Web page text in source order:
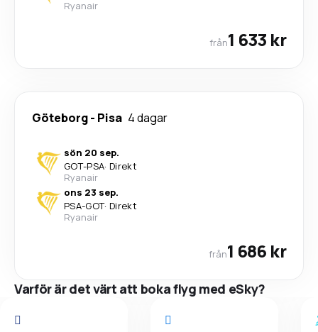
Ryanair
från1 633 kr
Göteborg- Pisa 4 dagar
sön 20 sep.
GOT-PSA· Direkt
Ryanair
ons 23 sep.
PSA-GOT· Direkt
Ryanair
från1 686 kr
Varför är det värt att boka flyg med eSky?